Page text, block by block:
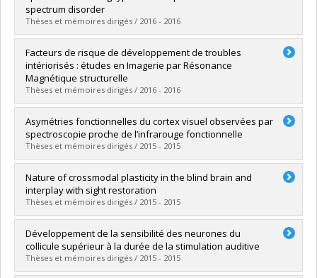
Grade :Ph. D.
Lien vers le document dans Papyrus
spectrum disorder
Thèses et mémoires dirigés / 2016 - 2016
Graduate : Perreault, Audrey
Cycle :Doctoral
Grade :Ph. D.
Lien vers le document dans Papyrus
Facteurs de risque de développement de troubles
intériorisés : études en Imagerie par Résonance
Magnétique structurelle
Thèses et mémoires dirigés / 2016 - 2016
Graduate :Suffren, Sabrina
Cycle :Doctoral
Grade :Ph. D.
Lien vers le document dans Papyrus
Asymétries fonctionnelles du cortex visuel observées par
spectroscopie proche de l’infrarouge fonctionnelle
Thèses et mémoires dirigés / 2015 - 2015
Graduate :Bastien, Danielle
Cycle :Master's
Grade :M. Sc.
Lien vers le document dans Papyrus
Nature of crossmodal plasticity in the blind brain and
interplay with sight restoration
Thèses et mémoires dirigés / 2015 - 2015
Graduate :Dormal, Giulia
Cycle :Doctoral
Grade :Ph. D.
Lien vers le document dans Papyrus
Développement de la sensibilité des neurones du
collicule supérieur à la durée de la stimulation auditive
Thèses et mémoires dirigés / 2015 - 2015